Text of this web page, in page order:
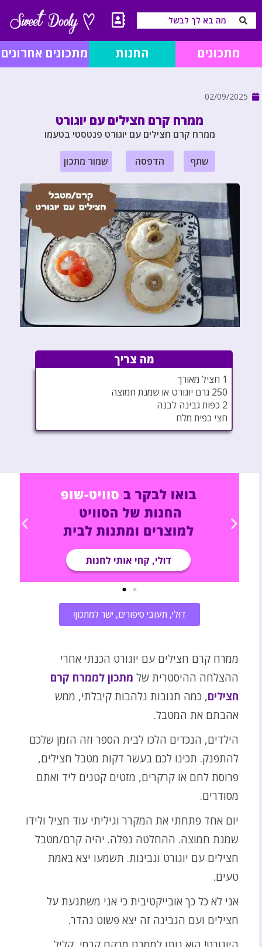
מתכונים החנות מתכונים אחרונים
02/09/2025
ממרח קרם חצילים עם יוגורט
ממרח קרם חצילים עם יוגורט פנטסטי בטעמו
שתף הדפסה שמור מתכון
מה צריך
1 חציל מאורך
250 גרם יוגורט או שמנת חמוצה
2 כפות גבינה לבנה
חצי כפית מלח
דוּלי, תעזבי סיפורים, ישר למתכון!
ממרח קרם חצילים עם יוגורט הכנתי אחרי
ההצלחה ההיסטרית של מתכון לממרח קרם
חצילים, כמה תגובות נלהבות קיבלתי, ממש
אהבתם את המטבל.
הילדים, הנכדים הלכו לבית הספר וזה הזמן שלכם
להתפנק. תכינו לכם בעשר דקות מטבל חצילים,
פרוסת לחם או קרקרים, מזטים קטנים ליד ואתם
מסודרים.
יום אחד פתחתי את המקרר וגיליתי עוד חציל ולידו
שמנת חמוצה. ההחלטה נפלה. יהיה קרם/מטבל
חצילים עם יוגורט וגבינות. תשמעו יצא באמת
טעים.
אני לא כל כך אובייקטיבית כי אני משתגעת על
חצילים ועם הגבינה זה יצא פשוט נהדר.